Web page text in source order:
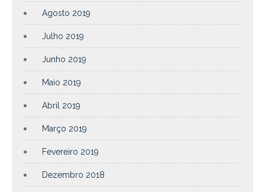
Agosto 2019
Julho 2019
Junho 2019
Maio 2019
Abril 2019
Março 2019
Fevereiro 2019
Dezembro 2018